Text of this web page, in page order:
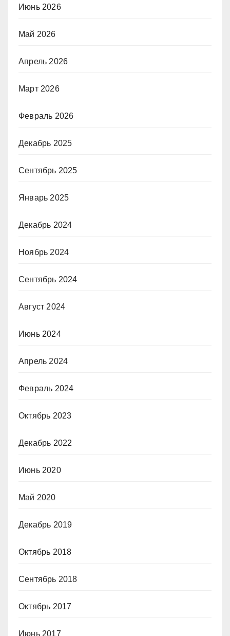
Июнь 2026
Май 2026
Апрель 2026
Март 2026
Февраль 2026
Декабрь 2025
Сентябрь 2025
Январь 2025
Декабрь 2024
Ноябрь 2024
Сентябрь 2024
Август 2024
Июнь 2024
Апрель 2024
Февраль 2024
Октябрь 2023
Декабрь 2022
Июнь 2020
Май 2020
Декабрь 2019
Октябрь 2018
Сентябрь 2018
Октябрь 2017
Июнь 2017